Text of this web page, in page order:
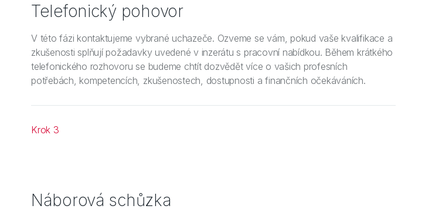
Telefonický pohovor
V této fázi kontaktujeme vybrané uchazeče. Ozveme se vám, pokud vaše kvalifikace a
zkušenosti splňují požadavky uvedené v inzerátu s pracovní nabídkou. Během krátkého
telefonického rozhovoru se budeme chtít dozvědět více o vašich profesních
potřebách, kompetencích, zkušenostech, dostupnosti a finančních očekáváních.
Krok 3
Náborová schůzka